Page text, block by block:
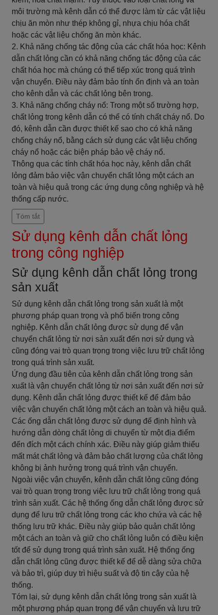
môi trường mà kênh dẫn có thể được làm từ các vật liệu
chịu ăn mòn như thép không gỉ, nhựa chịu hóa chất
hoặc các vật liệu chống ăn mòn khác.
2. Khả năng chống tác động của các chất hóa học: Kênh
dẫn chất lỏng cần có khả năng chống tác động của các
chất hóa học mà chúng có thể tiếp xúc trong quá trình
vận chuyển. Điều này đảm bảo tính ổn định và an toàn
cho kênh dẫn và các chất lỏng bên trong.
3. Khả năng chống cháy nổ: Trong một số trường hợp,
chất lỏng trong kênh dẫn có thể có tính chất cháy nổ. Do
đó, kênh dẫn cần được thiết kế sao cho có khả năng
chống cháy nổ, bằng cách sử dụng các vật liệu chống
cháy nổ hoặc các biện pháp bảo vệ cháy nổ.
Thông qua các tính chất hóa học này, kênh dẫn chất
lỏng đảm bảo việc vận chuyển chất lỏng một cách an
toàn và hiệu quả trong các ứng dụng công nghiệp và hệ
thống cấp nước.
Tóm tắt
Sử dụng kênh dẫn chất lỏng
trong công nghiệp
Sử dụng kênh dẫn chất lỏng trong
sản xuất
Sử dụng kênh dẫn chất lỏng trong sản xuất là một
phương pháp quan trọng và phổ biến trong công
nghiệp. Kênh dẫn chất lỏng được sử dụng để vận
chuyển chất lỏng từ nơi sản xuất đến nơi sử dụng và
cũng đóng vai trò quan trọng trong việc lưu trữ chất lỏng
trong quá trình sản xuất.
Ứng dụng đầu tiên của kênh dẫn chất lỏng trong sản
xuất là vận chuyển chất lỏng từ nơi sản xuất đến nơi sử
dụng. Kênh dẫn chất lỏng được thiết kế để đảm bảo
việc vận chuyển chất lỏng một cách an toàn và hiệu quả.
Các ống dẫn chất lỏng được sử dụng để định hình và
hướng dẫn dòng chất lỏng di chuyển từ một địa điểm
đến đích một cách chính xác. Điều này giúp giảm thiểu
mất mát chất lỏng và đảm bảo chất lượng của chất lỏng
không bị ảnh hưởng trong quá trình vận chuyển.
Ngoài việc vận chuyển, kênh dẫn chất lỏng cũng đóng
vai trò quan trọng trong việc lưu trữ chất lỏng trong quá
trình sản xuất. Các hệ thống ống dẫn chất lỏng được sử
dụng để lưu trữ chất lỏng trong các kho chứa và các hệ
thống lưu trữ khác. Điều này giúp bảo quản chất lỏng
một cách an toàn và giữ cho chất lỏng luôn có điều kiện
tốt để sử dụng trong quá trình sản xuất. Hệ thống ống
dẫn chất lỏng cũng được thiết kế để dễ dàng sửa chữa
và bảo trì, giúp duy trì hiệu suất và độ tin cậy của hệ
thống.
Tóm lại, sử dụng kênh dẫn chất lỏng trong sản xuất là
một phương pháp quan trọng để vận chuyển và lưu trữ